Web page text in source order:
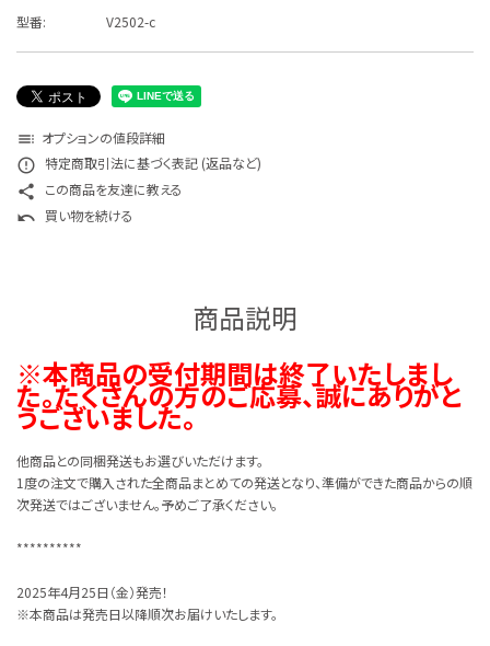
型番: V2502-c
toc オプションの値段詳細
error_outline 特定商取引法に基づく表記 (返品など)
share この商品を友達に教える
undo 買い物を続ける
商品説明
※本商品の受付期間は終了いたしまし
た。たくさんの方のご応募、誠にありがと
うございました。
他商品との同梱発送もお選びいただけます。
1度の注文で購入された全商品まとめての発送となり、準備ができた商品からの順
次発送ではございません。予めご了承ください。
**********
2025年4月25日（金）発売！
※本商品は発売日以降順次お届けいたします。